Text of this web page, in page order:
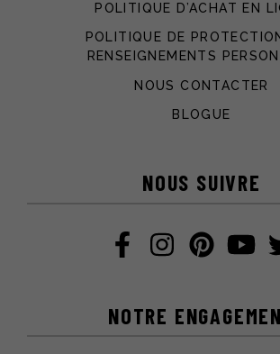
POLITIQUE D’ACHAT EN
POLITIQUE DE
RENSEIGNEMENTS
NOUS CONTACTER
BLOGUE
NOUS SUIVRE
NOTRE